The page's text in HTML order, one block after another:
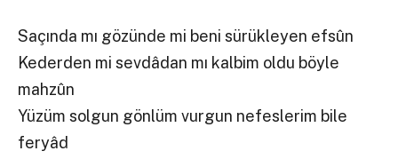
Saçında mı gözünde mi beni sürükleyen efsûn
Kederden mi sevdâdan mı kalbim oldu böyle
mahzûn
Yüzüm solgun gönlüm vurgun nefeslerim bile
feryâd